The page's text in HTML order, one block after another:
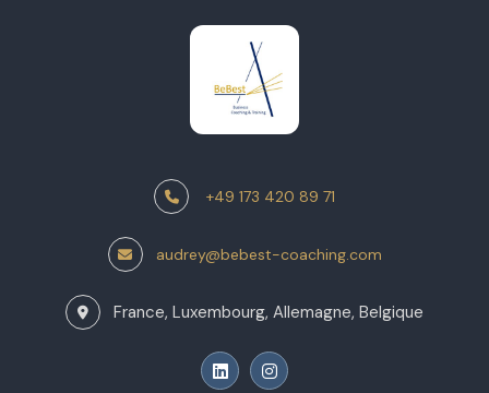
+49 173 420 89 71
audrey@bebest-coaching.com
France, Luxembourg, Allemagne, Belgique